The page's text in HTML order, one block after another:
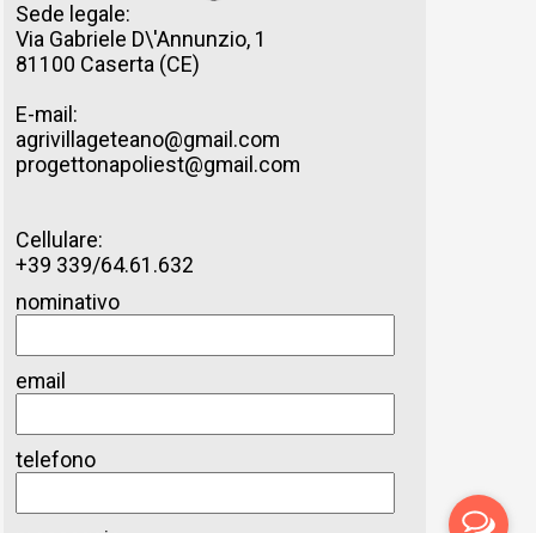
Sede legale:
Via Gabriele D\'Annunzio, 1
81100 Caserta (CE)
E-mail:
agrivillageteano@gmail.com
progettonapoliest@gmail.com
Cellulare:
+39 339/64.61.632
nominativo
email
telefono